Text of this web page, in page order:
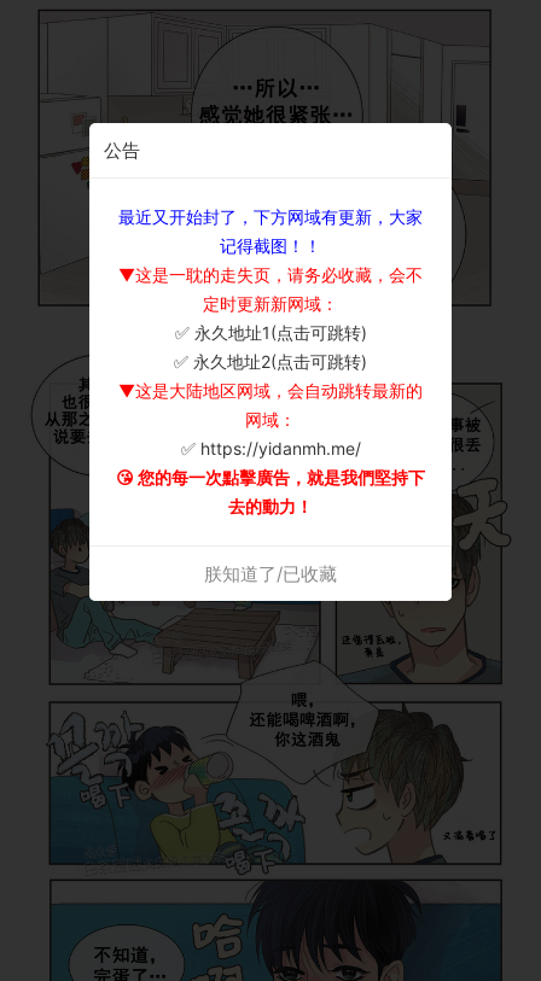
公告
最近又开始封了，下方网域有更新，大家
记得截图！！
▼这是一耽的走失页，请务必收藏，会不
定时更新新网域：
✅ 永久地址1(点击可跳转)
✅ 永久地址2(点击可跳转)
▼这是大陆地区网域，会自动跳转最新的
网域：
✅ https://yidanmh.me/
😘 您的每一次點擊廣告，就是我們堅持下
去的動力！
朕知道了/已收藏